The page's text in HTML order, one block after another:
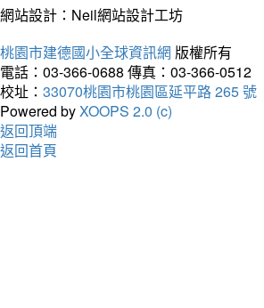
網站設計：Neil網站設計工坊
桃園市建德國小全球資訊網 版權所有
電話：03-366-0688 傳真：03-366-0512
校址： 33070桃園市桃園區延平路 265 號
Powered byXOOPS 2.0 (c)
返回頂端
返回首頁